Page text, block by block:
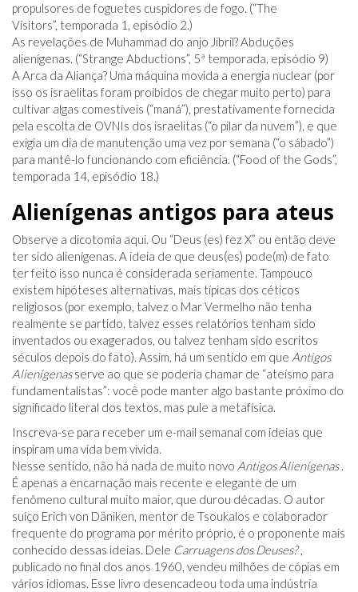
propulsores de foguetes cuspidores de fogo. (“The
Visitors”, temporada 1, episódio 2.)
As revelações de Muhammad do anjo Jibril? Abduções
alienígenas. (“Strange Abductions”, 5ª temporada, episódio 9)
A Arca da Aliança? Uma máquina movida a energia nuclear (por
isso os israelitas foram proibidos de chegar muito perto) para
cultivar algas comestíveis (“maná”), prestativamente fornecida
pela escolta de OVNIs dos israelitas (“o pilar da nuvem”), e que
exigia um dia de manutenção uma vez por semana (“o sábado”)
para mantê-lo funcionando com eficiência. (“Food of the Gods”,
temporada 14, episódio 18.)
Alienígenas antigos para ateus
Observe a dicotomia aqui. Ou “Deus (es) fez X” ou então deve
ter sido alienígenas. A ideia de que deus(es) pode(m) de fato
ter feito isso nunca é considerada seriamente. Tampouco
existem hipóteses alternativas, mais típicas dos céticos
religiosos (por exemplo, talvez o Mar Vermelho não tenha
realmente se partido, talvez esses relatórios tenham sido
inventados ou exagerados, ou talvez tenham sido escritos
séculos depois do fato). Assim, há um sentido em que Antigos
Alienígenasserve ao que se poderia chamar de “ateísmo para
fundamentalistas”: você pode manter algo bastante próximo do
significado literal dos textos, mas pule a metafísica.
Inscreva-se para receber um e-mail semanal com ideias que
inspiram uma vida bem vivida.
Nesse sentido, não há nada de muito novo Antigos Alienígenas.
É apenas a encarnação mais recente e elegante de um
fenômeno cultural muito maior, que durou décadas. O autor
suíço Erich von Däniken, mentor de Tsoukalos e colaborador
frequente do programa por mérito próprio, é o proponente mais
conhecido dessas ideias. Dele Carruagens dos Deuses?,
publicado no final dos anos 1960, vendeu milhões de cópias em
vários idiomas. Esse livro desencadeou toda uma indústria